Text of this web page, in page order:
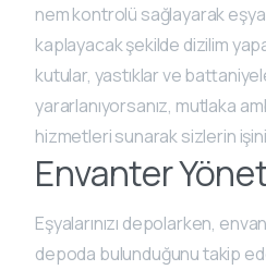
nem kontrolü sağlayarak
kaplayacak şekilde dizilim
kutular, yastıklar ve
yararlanıyorsanız, mutlaka
hizmetleri sunarak sizlerin işini
Envanter
Eşyalarınızı depolarken,
depoda bulunduğunu takip